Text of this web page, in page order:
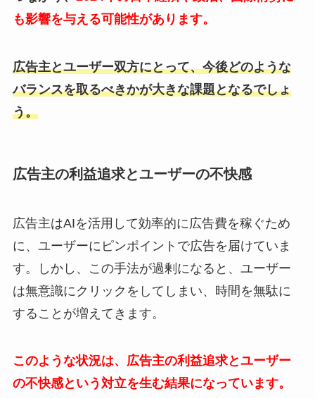
も影響を与える可能性があります。
広告主とユーザー双方にとって、今後どのような
バランスを取るべきかが大きな課題となるでしょ
う。
広告主の利益追求とユーザーの不快感
広告主はAIを活用して効率的に広告費を稼ぐため
に、ユーザーにピンポイントで広告を届けていま
す。しかし、この手法が過剰になると、ユーザー
は無意識にクリックをしてしまい、時間を無駄に
することが増えてきます。
このような状況は、広告主の利益追求とユーザー
の不快感という対立を生む結果になっています。